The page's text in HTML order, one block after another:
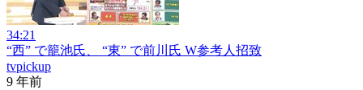
34:21
“西” で籠池氏、 “東” で前川氏 W参考人招致
tvpickup
9 年前